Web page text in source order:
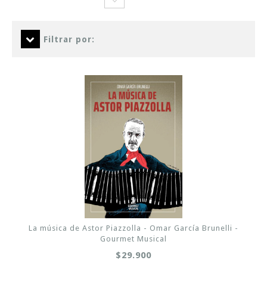
Filtrar por:
La música de Astor Piazzolla - Omar García Brunelli -
Gourmet Musical
$29.900